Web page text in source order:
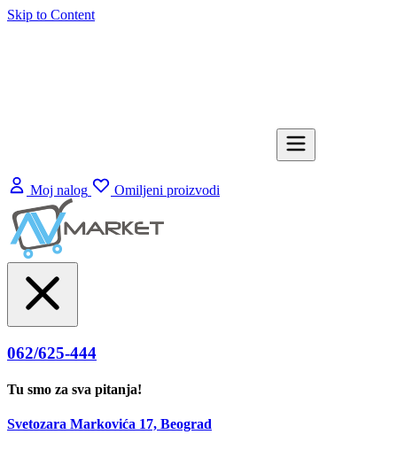
Skip to Content
Moj nalog Omiljeni proizvodi
062/625-444
Tu smo za sva pitanja!
Svetozara Markovića 17, Beograd